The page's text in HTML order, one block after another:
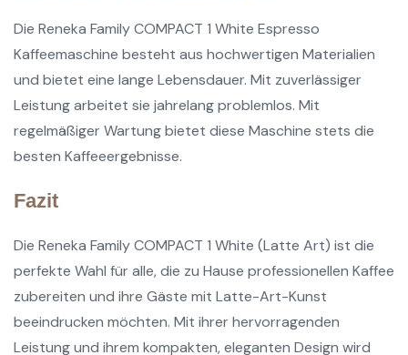
Die Reneka Family COMPACT 1 White Espresso
Kaffeemaschine besteht aus hochwertigen Materialien
und bietet eine lange Lebensdauer. Mit zuverlässiger
Leistung arbeitet sie jahrelang problemlos. Mit
regelmäßiger Wartung bietet diese Maschine stets die
besten Kaffeeergebnisse.
Fazit
Die Reneka Family COMPACT 1 White (Latte Art) ist die
perfekte Wahl für alle, die zu Hause professionellen Kaffee
zubereiten und ihre Gäste mit Latte-Art-Kunst
beeindrucken möchten. Mit ihrer hervorragenden
Leistung und ihrem kompakten, eleganten Design wird